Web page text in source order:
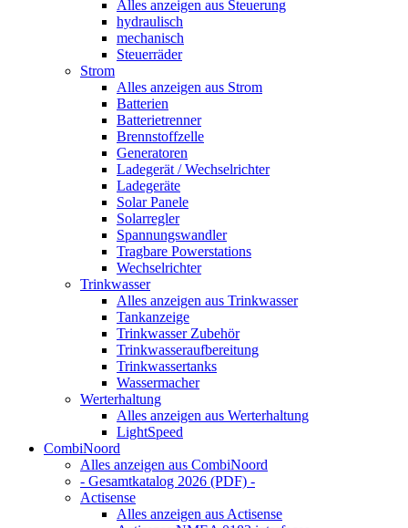
Alles anzeigen aus Steuerung
hydraulisch
mechanisch
Steuerräder
Strom
Alles anzeigen aus Strom
Batterien
Batterietrenner
Brennstoffzelle
Generatoren
Ladegerät / Wechselrichter
Ladegeräte
Solar Panele
Solarregler
Spannungswandler
Tragbare Powerstations
Wechselrichter
Trinkwasser
Alles anzeigen aus Trinkwasser
Tankanzeige
Trinkwasser Zubehör
Trinkwasseraufbereitung
Trinkwassertanks
Wassermacher
Werterhaltung
Alles anzeigen aus Werterhaltung
LightSpeed
CombiNoord
Alles anzeigen aus CombiNoord
- Gesamtkatalog 2026 (PDF) -
Actisense
Alles anzeigen aus Actisense